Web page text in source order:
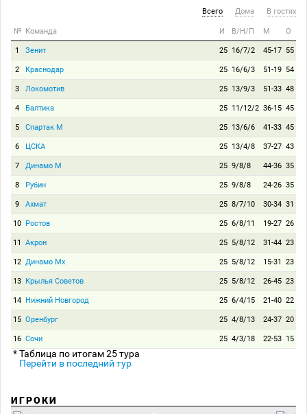
Всего Дома В гостях
№ Команда И В/Н/П М О
1 Зенит 25 16/7/2 45-17 55
2 Краснодар 25 16/6/3 51-19 54
3 Локомотив 25 13/9/3 51-33 48
4 Балтика 25 11/12/2 36-15 45
5 Спартак М 25 13/6/6 41-33 45
6 ЦСКА 25 13/4/8 37-27 43
7 Динамо М 25 9/8/8 44-36 35
8 Рубин 25 9/8/8 24-26 35
9 Ахмат 25 8/7/10 30-34 31
10 Ростов 25 6/8/11 19-27 26
11 Акрон 25 5/8/12 31-44 23
12 Динамо Мх 25 5/8/12 15-31 23
13 Крылья Советов 25 5/8/12 26-45 23
14 Нижний Новгород 25 6/4/15 21-40 22
15 Оренбург 25 4/8/13 24-37 20
16 Сочи 25 4/3/18 22-53 15
* Таблица по итогам 25 тура
Перейти в последний тур
ИГРОКИ